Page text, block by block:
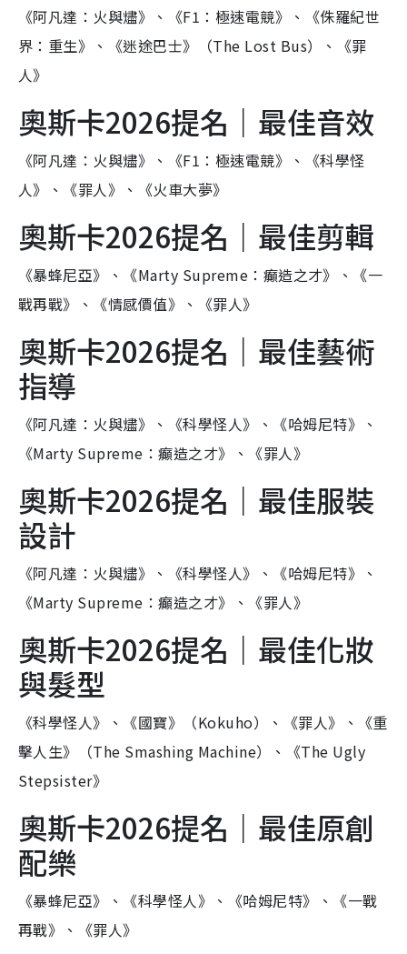
《阿凡達：火與燼》、《F1：極速電競》、《侏羅紀世
界：重生》、《迷途巴士》（The Lost Bus）、《罪
人》
奧斯卡2026提名｜最佳音效
《阿凡達：火與燼》、《F1：極速電競》、《科學怪
人》、《罪人》、《火車大夢》
奧斯卡2026提名｜最佳剪輯
《暴蜂尼亞》、《Marty Supreme：癲造之才》、《一
戰再戰》、《情感價值》、《罪人》
奧斯卡2026提名｜最佳藝術
指導
《阿凡達：火與燼》、《科學怪人》、《哈姆尼特》、
《Marty Supreme：癲造之才》、《罪人》
奧斯卡2026提名｜最佳服裝
設計
《阿凡達：火與燼》、《科學怪人》、《哈姆尼特》、
《Marty Supreme：癲造之才》、《罪人》
奧斯卡2026提名｜最佳化妝
與髮型
《科學怪人》、《國寶》（Kokuho）、《罪人》、《重
擊人生》（The Smashing Machine）、《The Ugly
Stepsister》
奧斯卡2026提名｜最佳原創
配樂
《暴蜂尼亞》、《科學怪人》、《哈姆尼特》、《一戰
再戰》、《罪人》